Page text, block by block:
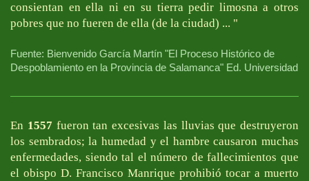
consientan en ella ni en su tierra pedir limosna a otros
pobres que no fueren de ella (de la ciudad) ... "
Fuente: Bienvenido García Martín "El Proceso Histórico de
Despoblamiento en la Provincia de Salamanca" Ed. Universidad
En 1557 fueron tan excesivas las lluvias que destruyeron
los sembrados; la humedad y el hambre causaron muchas
enfermedades, siendo tal el número de fallecimientos que
el obispo D. Francisco Manrique prohibió tocar a muerto